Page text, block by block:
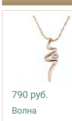
790 руб.
Волна